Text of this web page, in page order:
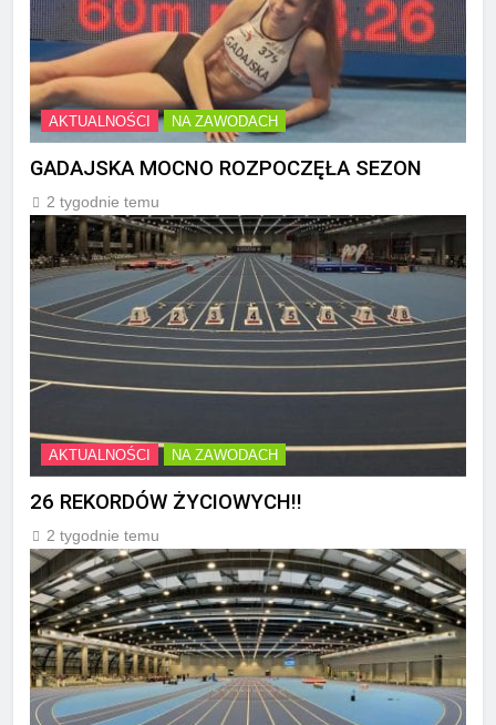
AKTUALNOŚCI NA ZAWODACH
GADAJSKA MOCNO ROZPOCZĘŁA SEZON
2 tygodnie temu
AKTUALNOŚCI NA ZAWODACH
26 REKORDÓW ŻYCIOWYCH!!
2 tygodnie temu